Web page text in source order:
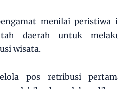
menilai peristiwa
daerah untuk
wisata.
pos retribusi